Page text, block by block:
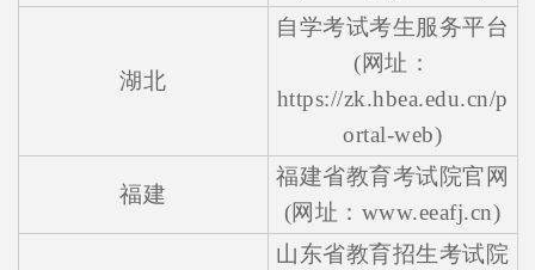
湖北
自学考试考生服务平台
(网址：
https://zk.hbea.edu.cn/p
ortal-web)
福建
福建省教育考试院官网
(网址：www.eeafj.cn)
山东省教育招生考试院